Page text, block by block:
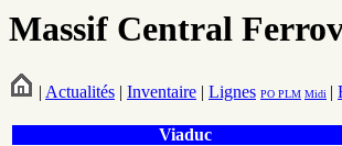
Massif Central
| Actualités | Inventaire | Lignes PO PLM Midi |
Viaduc